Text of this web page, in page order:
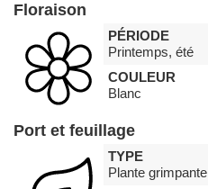
Floraison
PÉRIODE
Printemps, été
COULEUR
Blanc
Port et feuillage
TYPE
Plante grimpante